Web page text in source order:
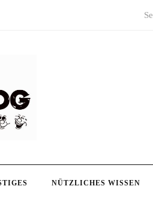
NÜTZLICHES WISSEN